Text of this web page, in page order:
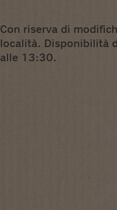
Con riserva di
località. Disponibilità
alle 13:30.